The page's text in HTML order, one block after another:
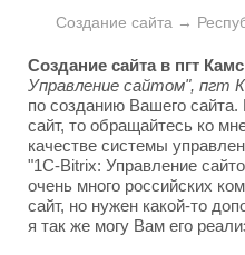
Создание сайта →
Создание сайта в пгт
Управление сайтом", пгт
по созданию Вашего
сайт, то обращайтесь ко
качестве системы
"1C-Bitrix: Управление
очень много российских
сайт, но нужен какой-то
я так же могу Вам его